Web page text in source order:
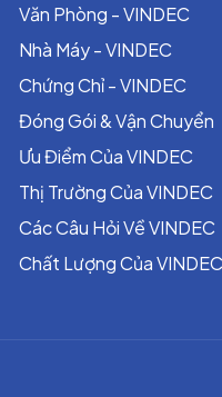
Văn Phòng - VINDEC
Nhà Máy - VINDEC
Chứng Chỉ - VINDEC
Đóng Gói & Vận Chuyển
Ưu Điểm Của VINDEC
Thị Trường Của VINDEC
Các Câu Hỏi Về VINDEC
Chất Lượng Của VINDEC